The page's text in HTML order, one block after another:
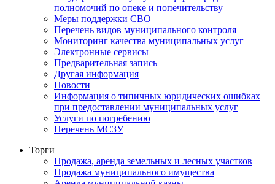
полномочий по опеке и попечительству
Меры поддержки СВО
Перечень видов муниципального контроля
Мониторинг качества муниципальных услуг
Электронные сервисы
Предварительная запись
Другая информация
Новости
Информация о типичных юридических ошибках
при предоставлении муниципальных услуг
Услуги по погребению
Перечень МСЗУ
Торги
Продажа, аренда земельных и лесных участков
Продажа муниципального имущества